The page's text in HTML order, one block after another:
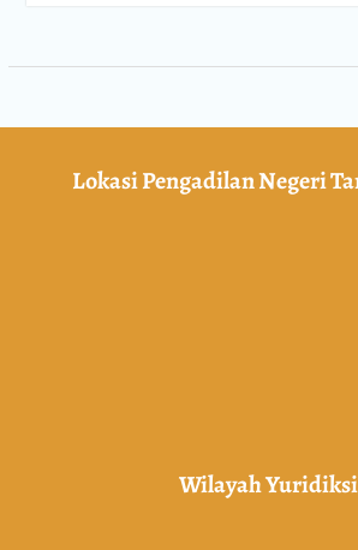
Lokasi Pengadilan Negeri
Wilayah Yuridiksi